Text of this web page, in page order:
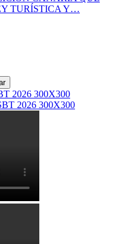
TURÍSTICA Y…